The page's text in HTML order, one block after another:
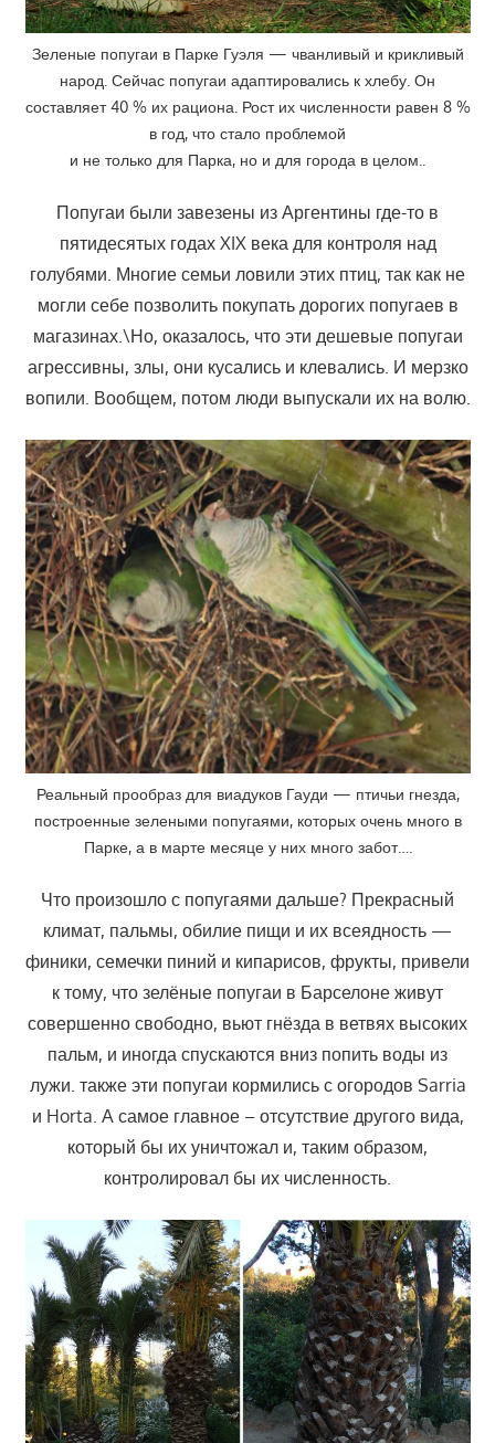
Зеленые попугаи в Парке Гуэля — чванливый и крикливый
народ. Сейчас попугаи адаптировались к хлебу. Он
составляет 40 % их рациона. Рост их численности равен 8 %
в год, что стало проблемой
и не только для Парка, но и для города в целом..
Попугаи были завезены из Аргентины где-то в
пятидесятых годах XIX века для контроля над
голубями. Многие семьи ловили этих птиц, так как не
могли себе позволить покупать дорогих попугаев в
магазинах.\Но, оказалось, что эти дешевые попугаи
агрессивны, злы, они кусались и клевались. И мерзко
вопили. Вообщем, потом люди выпускали их на волю.
Реальный прообраз для виадуков Гауди — птичьи гнезда,
построенные зелеными попугаями, которых очень много в
Парке, а в марте месяце у них много забот….
Что произошло с попугаями дальше? Прекрасный
климат, пальмы, обилие пищи и их всеядность —
финики, семечки пиний и кипарисов, фрукты, привели
к тому, что зелёные попугаи в Барселоне живут
совершенно свободно, вьют гнёзда в ветвях высоких
пальм, и иногда спускаются вниз попить воды из
лужи. также эти попугаи кормились с огородов Sarria
и Horta. А самое главное – отсутствие другого вида,
который бы их уничтожал и, таким образом,
контролировал бы их численность.